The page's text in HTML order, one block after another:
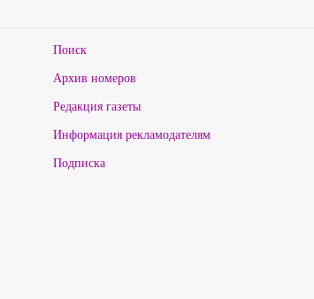
Поиск
Архив номеров
Редакция газеты
Информация рекламодателям
Подписка